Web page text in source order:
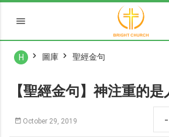
H 圖庫 聖經金句
【聖經金句】神注重的
October 29, 2019 -